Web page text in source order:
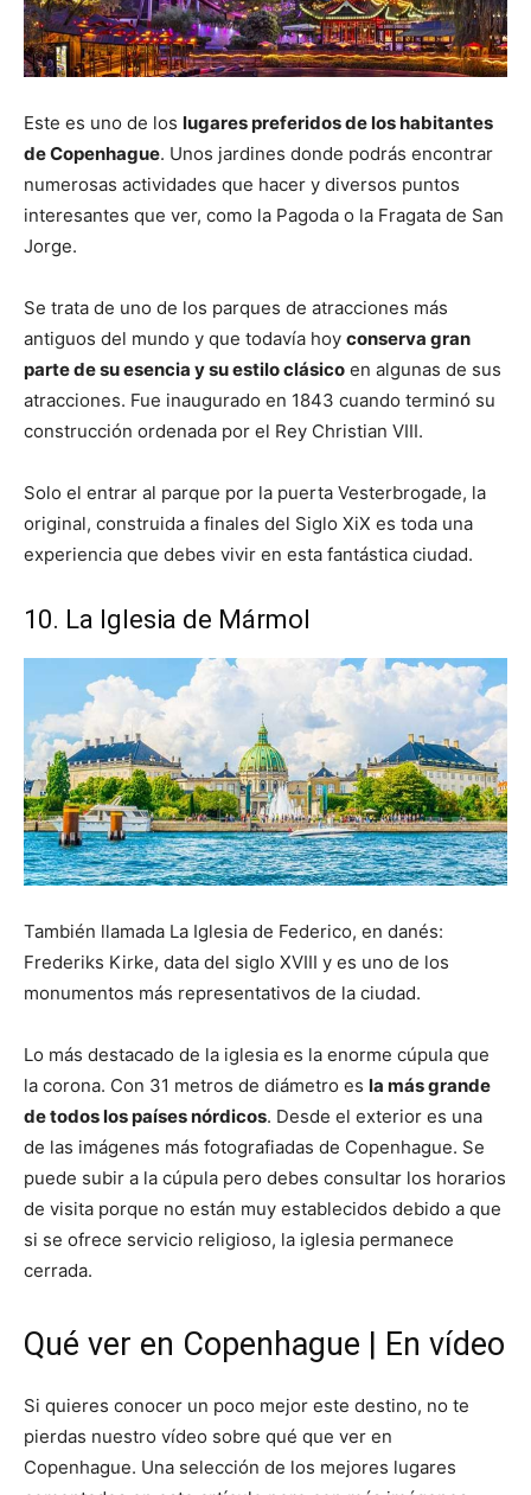
Este es uno de los lugares preferidos de los habitantes
de Copenhague. Unos jardines donde podrás encontrar
numerosas actividades que hacer y diversos puntos
interesantes que ver, como la Pagoda o la Fragata de San
Jorge.
Se trata de uno de los parques de atracciones más
antiguos del mundo y que todavía hoy conserva gran
parte de su esencia y su estilo clásico en algunas de sus
atracciones. Fue inaugurado en 1843 cuando terminó su
construcción ordenada por el Rey Christian VIII.
Solo el entrar al parque por la puerta Vesterbrogade, la
original, construida a finales del Siglo XiX es toda una
experiencia que debes vivir en esta fantástica ciudad.
10. La Iglesia de Mármol
También llamada La Iglesia de Federico, en danés:
Frederiks Kirke, data del siglo XVIII y es uno de los
monumentos más representativos de la ciudad.
Lo más destacado de la iglesia es la enorme cúpula que
la corona. Con 31 metros de diámetro es la más grande
de todos los países nórdicos. Desde el exterior es una
de las imágenes más fotografiadas de Copenhague. Se
puede subir a la cúpula pero debes consultar los horarios
de visita porque no están muy establecidos debido a que
si se ofrece servicio religioso, la iglesia permanece
cerrada.
Qué ver en Copenhague | En vídeo
Si quieres conocer un poco mejor este destino, no te
pierdas nuestro vídeo sobre qué que ver en
Copenhague. Una selección de los mejores lugares